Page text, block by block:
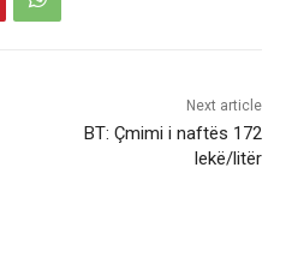
Next article
BT: Çmimi i naftës 172
lekë/litër